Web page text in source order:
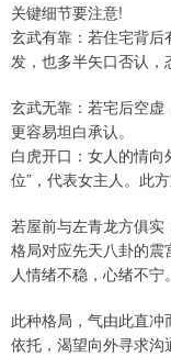
关键细节要注意!
玄武有靠：若住宅背
发，也多半矢口否认，
玄武无靠：若宅后空
更容易坦白承认。
白虎开口：女人的情
位”，代表女主人。此
若屋前与左青龙方俱实
格局对应先天八卦的
人情绪不稳，心绪不宁。
此种格局，气由此直
依托，渴望向外寻求沟